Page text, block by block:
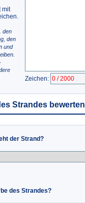
mit
den
den
und
Zeichen:
Strandes bewerten
der Strand?
des Strandes?